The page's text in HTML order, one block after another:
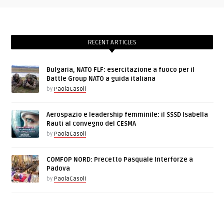
RECENT ARTICLES
Bulgaria, NATO FLF: esercitazione a fuoco per il
Battle Group NATO a guida italiana
by PaolaCasoli
Aerospazio e leadership femminile: il SSSD Isabella
Rauti al convegno del CESMA
by PaolaCasoli
COMFOP NORD: Precetto Pasquale Interforze a
Padova
by PaolaCasoli